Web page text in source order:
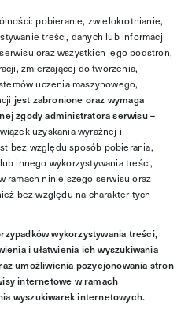
pobieranie, zwielokrotnianie,
treści, danych lub informacji
oraz wszystkich jego podstron,
zmierzającej do tworzenia,
uczenia maszynowego,
jest zabronione oraz wymaga
zgody administratora serwisu –
uzyskania wyraźnej i
bez względu sposób pobierania,
innego wykorzystywania treści,
ramach niniejszego serwisu oraz
bez względu na charakter tych
wykorzystywania treści,
i ułatwienia ich wyszukiwania
umożliwienia pozycjonowania stron
internetowe w ramach
wyszukiwarek internetowych.